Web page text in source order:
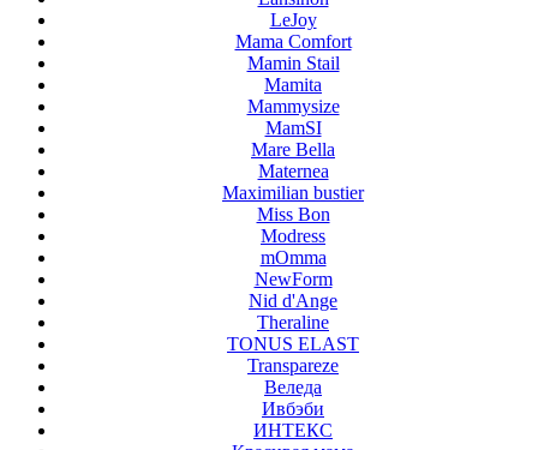
LeJoy
Mama Comfort
Mamin Stail
Mamita
Mammysize
MamSI
Mare Bella
Maternea
Maximilian bustier
Miss Bon
Modress
mOmma
NewForm
Nid d'Ange
Theraline
TONUS ELAST
Transpareze
Веледа
Ивбэби
ИНТЕКС